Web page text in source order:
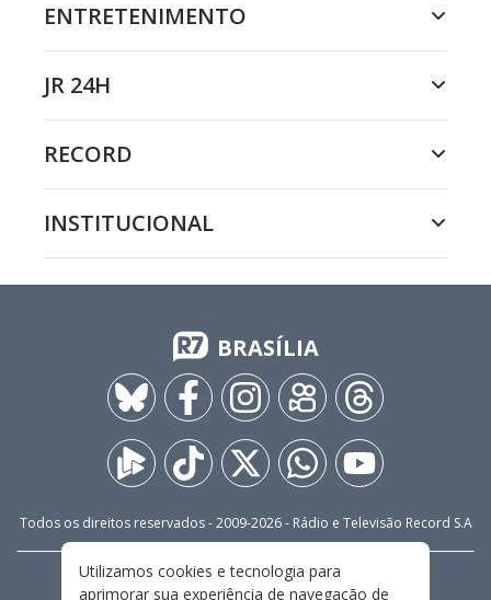
ENTRETENIMENTO
JR 24H
RECORD
INSTITUCIONAL
BRASÍLIA
Todos os direitos reservados - 2009-2026- Rádio e Televisão Record S.A
FALE CONOSCO PRIVACIDADE
Utilizamos cookies e tecnologia para
aprimorar sua experiência de navegação de